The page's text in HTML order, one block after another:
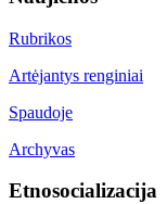
Rubrikos
Artėjantys renginiai
Spaudoje
Archyvas
Etnosocializacija